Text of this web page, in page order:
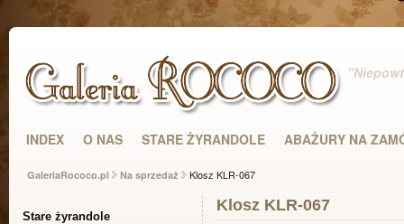
INDEX O NAS STARE ŻYRANDOLE ABAŻURY NA
GaleriaRococo.pl Na sprzedaż Klosz KLR-067
Stare żyrandole
Klosz KLR-067